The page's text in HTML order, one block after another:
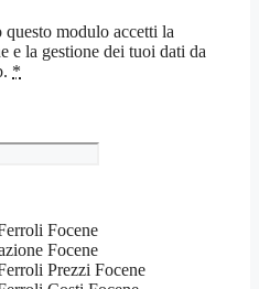
modulo accetti la
e la gestione dei tuoi dati da
*
Focene
Focene
Prezzi Focene